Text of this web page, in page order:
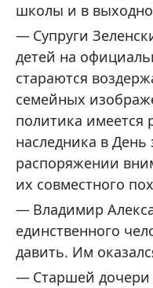
школы и в
Супруги
детей на
стараются
семейных
политика имеется
наследника в
распоряжении
их совместного
Владимир
единственного
давить. Им
Старшей